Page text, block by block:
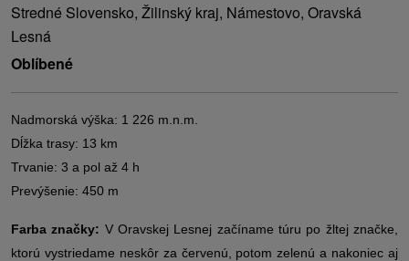
Stredné Slovensko, Žilinský kraj, Námestovo, Oravská
Lesná
Oblíbené
Nadmorská výška: 1 226 m.n.m.
Dĺžka trasy: 13 km
Trvanie: 3 a pol až 4 h
Prevýšenie: 450 m
Farba značky: V Oravskej Lesnej začíname túru po žltej značke,
ktorú vystriedame neskôr za červenú, potom zelenú a nakoniec aj